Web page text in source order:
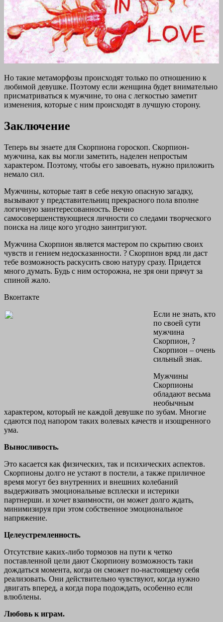
Но такие метаморфозы происходят только по отношению к
любимой девушке. Поэтому если женщина будет внимательно
присматриваться к мужчине, то она с легкостью заметит
изменения, которые с ним происходят в лучшую сторону.
Заключение
Теперь вы знаете для Скорпиона гороскоп. Скорпион-
мужчина, как вы могли заметить, наделен непростым
характером. Поэтому, чтобы его завоевать, нужно приложить
немало сил.
Мужчины, которые таят в себе некую опасную загадку,
вызывают у представительниц прекрасного пола вполне
логичную заинтересованность. Вечно
самосовершенствующиеся личности со следами творческого
поиска на лице кого угодно заинтригуют.
Мужчина Скорпион является мастером по скрытию своих
чувств и гением недосказанности. ? Скорпион вряд ли даст
тебе возможность раскусить свою натуру сразу. Придется
много думать. Будь с ним осторожна, не зря они прячут за
спиной жало.
Вконтакте
Если не знать, кто
по своей сути
мужчина
Скорпион, ?
Скорпион – очень
сильный знак.
Мужчины
Скорпионы
обладают весьма
необычным
характером, который не каждой девушке по зубам. Многие
сдаются под напором таких волевых качеств и изощренного
ума.
Выносливость.
Это касается как физических, так и психических аспектов.
Скорпионы долго не устают в постели, а также приличное
время могут без внутренних и внешних колебаний
выдерживать эмоциональные всплески и истерики
партнерши. и хочет взаимности, он может долго ждать,
минимизируя при этом собственное эмоциональное
напряжение.
Целеустремленность.
Отсутствие каких-либо тормозов на пути к четко
поставленной цели дают Скорпиону возможность таки
дождаться момента, когда он сможет по-настоящему себя
реализовать. Они действительно чувствуют, когда нужно
двигать вперед, а когда пора подождать, особенно если
влюблены.
Любовь к играм.